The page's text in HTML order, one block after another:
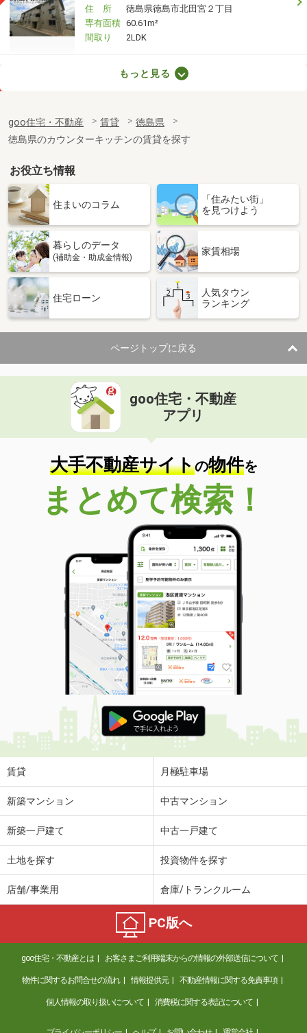
住 所
徳島県徳島市北田宮２丁目
専有面積 60.61m²
間取り
2LDK
徳島県板野郡藍住町奥野字西中須
専有面積
27m²
間取り
1DK
徳島県徳島市大原町壱町地
価 格
4.20万円
徳島県徳島市大原町壱町地
専有面積 56.75m²
間取り
徳島県徳島市北田宮４丁目
住 所
徳島県徳島市北田宮４丁目
専有面積 62.69m²
間取り
2LDK
徳島県板野郡藍住町矢上字安任
価 格
住 所
徳島県板野郡藍住町矢上字安任
専有面積 26.46m²
間取り
1K
徳島県阿南市那賀川町中島
価 格
6.90万円
徳島県阿南市那賀川町中島
67.8m²
間取り
2LDK
徳島県板野郡藍住町住吉字神蔵
価 格
4.50万円
住 所
徳島県板野郡藍住町住吉字神蔵
専有面積 61.68m²
間取り
2LDK
徳島県阿南市那賀川町苅屋
価 格
3.80万円
住 所
徳島県阿南市那賀川町苅屋
専有面積
徳島県徳島市南島田町４丁目
6.60万円
徳島県徳島市蔵本元町２
9.70万円
住 所
徳島県徳島市蔵本元町２
専有面積 61.17m²
間取り
2LDK
徳島県徳島市北田宮２
もっと見る
goo住宅・不動産 賃貸
徳島県
徳島県のカウンターキッチンの賃貸を探す
お役立ち情報
住まいのコラム
「住みたい街」
を見つけよう
暮らしのデータ
(補助金・助成金情報)
家賃相場
住宅ローン
人気タウン
ランキング
ページトップに戻る
goo住宅・不動産
アプリ
大手不動産サイトの物件を
まとめて検索！
賃貸 月極駐車場
新築マンション 中古マンション
新築一戸建て 中古一戸建て
土地を探す 投資物件を探す
店舗/事業用 倉庫/トランクルーム
PC版へ
goo住宅・不動産とは お客さまご利用端末からの情報の外部送信について
物件に関するお問合せの流れ 情報提供元 不動産情報に関する免責事項
個人情報の取り扱いについて 消費税に関する表記について